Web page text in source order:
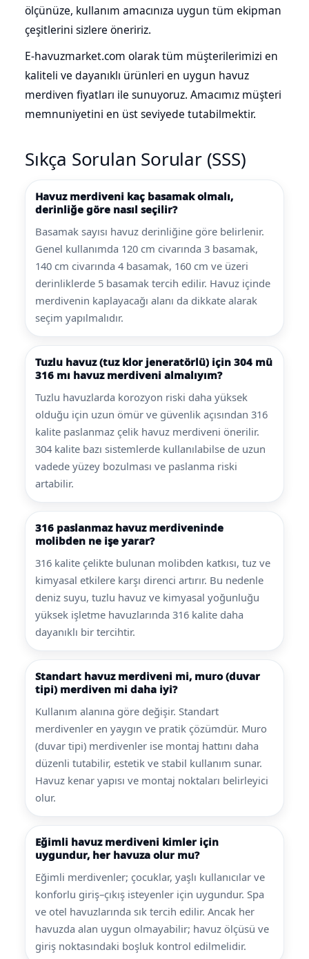
ölçünüze, kullanım amacınıza uygun tüm ekipman
çeşitlerini sizlere öneririz.
E-havuzmarket.com olarak tüm müşterilerimizi en
kaliteli ve dayanıklı ürünleri en uygun havuz
merdiven fiyatları ile sunuyoruz. Amacımız müşteri
memnuniyetini en üst seviyede tutabilmektir.
Sıkça Sorulan Sorular (SSS)
Havuz merdiveni kaç basamak olmalı,
derinliğe göre nasıl seçilir?
Basamak sayısı havuz derinliğine göre belirlenir.
Genel kullanımda 120 cm civarında 3 basamak,
140 cm civarında 4 basamak, 160 cm ve üzeri
derinliklerde 5 basamak tercih edilir. Havuz içinde
merdivenin kaplayacağı alanı da dikkate alarak
seçim yapılmalıdır.
Tuzlu havuz (tuz klor jeneratörlü) için 304 mü
316 mı havuz merdiveni almalıyım?
Tuzlu havuzlarda korozyon riski daha yüksek
olduğu için uzun ömür ve güvenlik açısından 316
kalite paslanmaz çelik havuz merdiveni önerilir.
304 kalite bazı sistemlerde kullanılabilse de uzun
vadede yüzey bozulması ve paslanma riski
artabilir.
316 paslanmaz havuz merdiveninde
molibden ne işe yarar?
316 kalite çelikte bulunan molibden katkısı, tuz ve
kimyasal etkilere karşı direnci artırır. Bu nedenle
deniz suyu, tuzlu havuz ve kimyasal yoğunluğu
yüksek işletme havuzlarında 316 kalite daha
dayanıklı bir tercihtir.
Standart havuz merdiveni mi, muro (duvar
tipi) merdiven mi daha iyi?
Kullanım alanına göre değişir. Standart
merdivenler en yaygın ve pratik çözümdür. Muro
(duvar tipi) merdivenler ise montaj hattını daha
düzenli tutabilir, estetik ve stabil kullanım sunar.
Havuz kenar yapısı ve montaj noktaları belirleyici
olur.
Eğimli havuz merdiveni kimler için
uygundur, her havuza olur mu?
Eğimli merdivenler; çocuklar, yaşlı kullanıcılar ve
konforlu giriş–çıkış isteyenler için uygundur. Spa
ve otel havuzlarında sık tercih edilir. Ancak her
havuzda alan uygun olmayabilir; havuz ölçüsü ve
giriş noktasındaki boşluk kontrol edilmelidir.